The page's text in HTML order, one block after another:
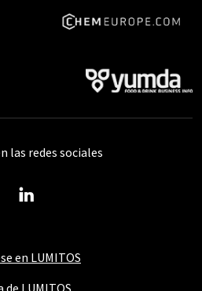
en LUMITOS
de LUMITOS
las redes sociales